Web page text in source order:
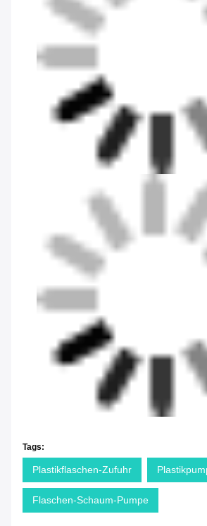
Tags:
Plastikflaschen-Zufuhr
Flaschen-Schaum-Pumpe